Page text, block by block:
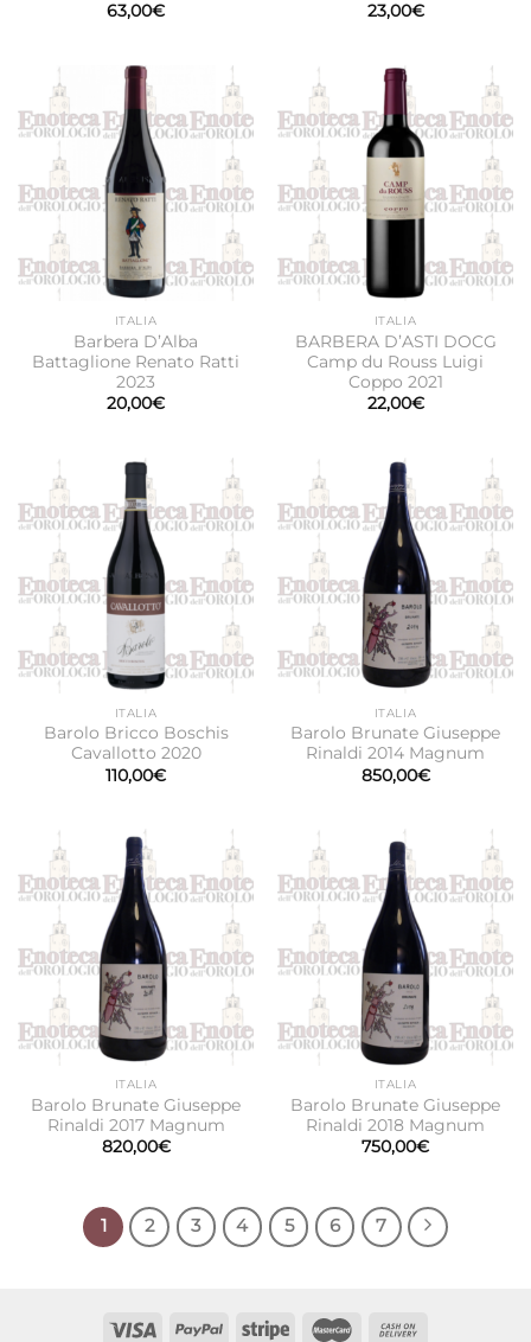
63,00€
23,00€
ITALIA
Barbera D’Alba
Battaglione Renato Ratti
2023
20,00€
ITALIA
BARBERA D’ASTI DOCG
Camp du Rouss Luigi
Coppo 2021
22,00€
ITALIA
Barolo Bricco Boschis
Cavallotto 2020
110,00€
ITALIA
Barolo Brunate Giuseppe
Rinaldi 2014 Magnum
850,00€
ITALIA
Barolo Brunate Giuseppe
Rinaldi 2017 Magnum
820,00€
ITALIA
Barolo Brunate Giuseppe
Rinaldi 2018 Magnum
750,00€
1 2 3 4 5 6 7